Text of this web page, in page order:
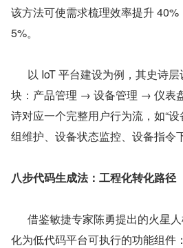
该方法可使需求梳理效率提升
5%。
块：产品管理 → 设备管理 → 仪表
诗对应一个完整用户行为流，如“
组维护、设备状态监控、设备指令
八步代码生成法：工程化转化路径
化为低代码平台可执行的功能组件：